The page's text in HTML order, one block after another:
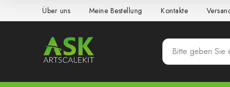
Über uns Meine Bestellung Kontakte